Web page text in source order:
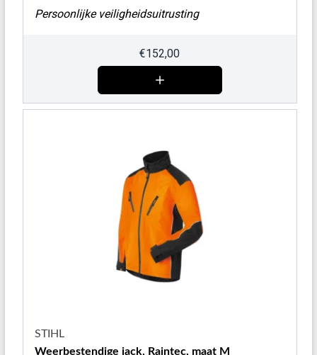
Persoonlijke veiligheidsuitrusting
€152,00
STIHL
Weerbestendige jack, Raintec, maat M